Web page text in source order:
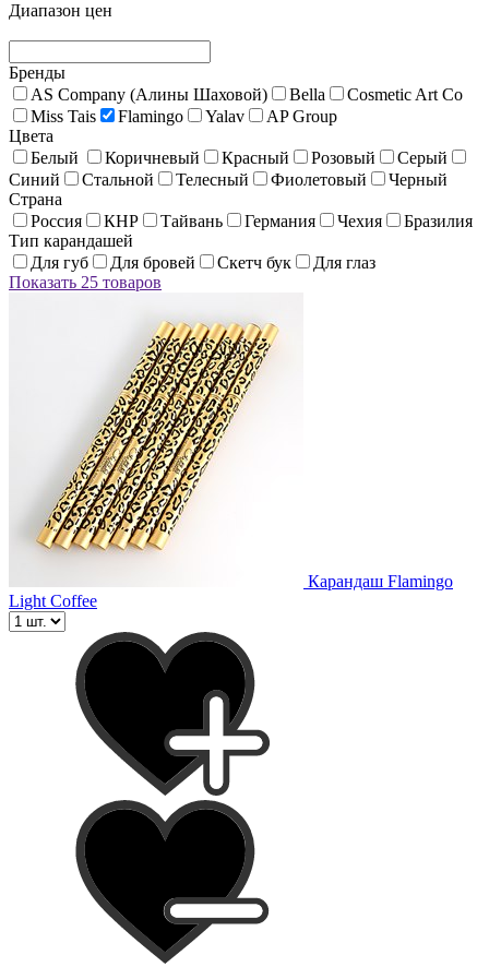
Диапазон цен
Бренды
AS Company (Алины Шаховой)
Bella
Cosmetic Art Co
Miss Tais
Flamingo Yalav
AP Group
Цвета
Белый
Коричневый Красный Розовый
Серый
Синий
Стальной Телесный Фиолетовый
Черный
Страна
Россия
КНР Тайвань Германия Чехия
Бразилия
Тип карандашей
Для губ
Для бровей Скетч бук
Для глаз
Показать 25 товаров
Карандаш Flamingo
Light Coffee